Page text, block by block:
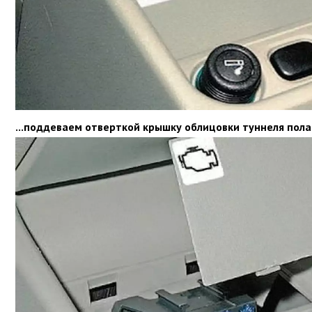
...поддеваем отверткой крышку облицовки туннеля